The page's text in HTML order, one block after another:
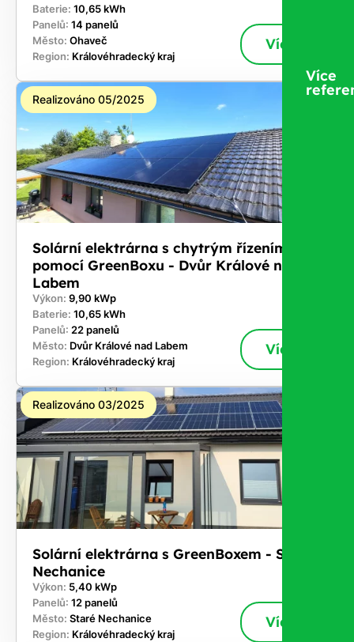
Baterie: 10,65 kWh
Panelů: 14 panelů
Město: Ohaveč
Region: Královéhradecký kraj
Více
Realizováno 05/2025
Solární elektrárna s chytrým řízením
pomocí GreenBoxu - Dvůr Králové nad
Labem
Výkon: 9,90 kWp
Baterie: 10,65 kWh
Panelů: 22 panelů
Město: Dvůr Králové nad Labem
Region: Královéhradecký kraj
Více
Realizováno 03/2025
Solární elektrárna s GreenBoxem - Staré
Nechanice
Výkon: 5,40 kWp
Panelů: 12 panelů
Město: Staré Nechanice
Region: Královéhradecký kraj
Více
Více